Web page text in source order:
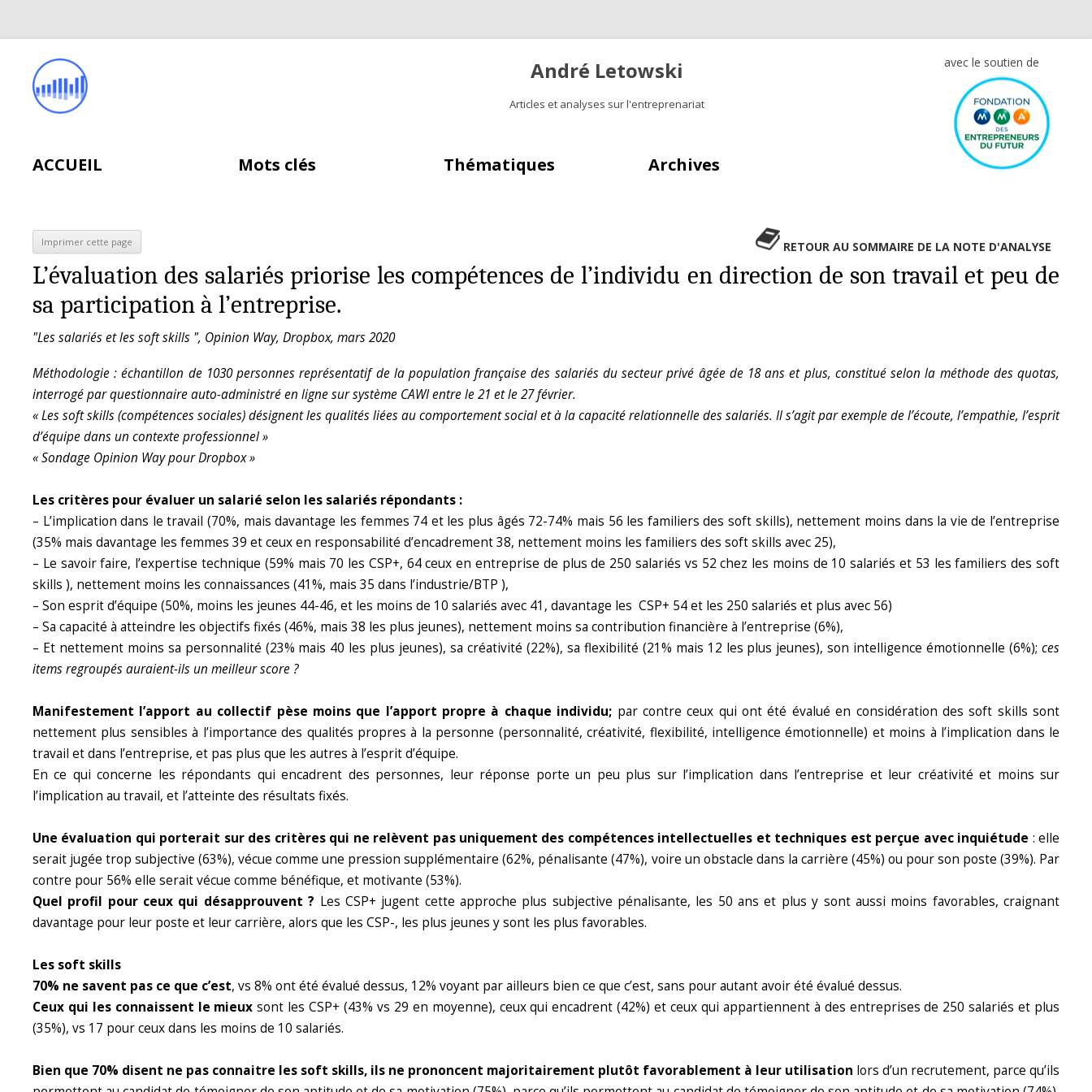
André Letowski
Articles et analyses sur l'entreprenariat
avec le soutien de
ACCUEIL Mots clés Thématiques Archives
RETOUR AU SOMMAIRE DE LA NOTE D'ANALYSE
L’évaluation des salariés priorise les compétences de l’individu en direction de son travail et peu de
sa participation à l’entreprise.
"Les salariés et les soft skills ", Opinion Way, Dropbox, mars 2020
Méthodologie : échantillon de 1030 personnes représentatif de la population française des salariés du secteur privé âgée de 18 ans et plus, constitué selon la méthode des quotas,
interrogé par questionnaire auto-administré en ligne sur système CAWI entre le 21 et le 27 février.
« Les soft skills (compétences sociales) désignent les qualités liées au comportement social et à la capacité relationnelle des salariés. Il s’agit par exemple de l’écoute, l’empathie, l’esprit
d’équipe dans un contexte professionnel »
« Sondage Opinion Way pour Dropbox »
Les critères pour évaluer un salarié selon les salariés répondants :
– L’implication dans le travail (70%, mais davantage les femmes 74 et les plus âgés 72-74% mais 56 les familiers des soft skills), nettement moins dans la vie de l’entreprise
(35% mais davantage les femmes 39 et ceux en responsabilité d’encadrement 38, nettement moins les familiers des soft skills avec 25),
– Le savoir faire, l’expertise technique (59% mais 70 les CSP+, 64 ceux en entreprise de plus de 250 salariés vs 52 chez les moins de 10 salariés et 53 les familiers des soft
skills ), nettement moins les connaissances (41%, mais 35 dans l’industrie/BTP ),
– Son esprit d’équipe (50%, moins les jeunes 44-46, et les moins de 10 salariés avec 41, davantage les CSP+ 54 et les 250 salariés et plus avec 56)
– Sa capacité à atteindre les objectifs fixés (46%, mais 38 les plus jeunes), nettement moins sa contribution financière à l’entreprise (6%),
– Et nettement moins sa personnalité (23% mais 40 les plus jeunes), sa créativité (22%), sa flexibilité (21% mais 12 les plus jeunes), son intelligence émotionnelle (6%); ces
items regroupés auraient-ils un meilleur score ?
Manifestement l’apport au collectif pèse moins que l’apport propre à chaque individu; par contre ceux qui ont été évalué en considération des soft skills sont
nettement plus sensibles à l’importance des qualités propres à la personne (personnalité, créativité, flexibilité, intelligence émotionnelle) et moins à l’implication dans le
travail et dans l’entreprise, et pas plus que les autres à l’esprit d’équipe.
En ce qui concerne les répondants qui encadrent des personnes, leur réponse porte un peu plus sur l’implication dans l’entreprise et leur créativité et moins sur
l’implication au travail, et l’atteinte des résultats fixés.
Une évaluation qui porterait sur des critères qui ne relèvent pas uniquement des compétences intellectuelles et techniques est perçue avec inquiétude : elle
serait jugée trop subjective (63%), vécue comme une pression supplémentaire (62%, pénalisante (47%), voire un obstacle dans la carrière (45%) ou pour son poste (39%). Par
contre pour 56% elle serait vécue comme bénéfique, et motivante (53%).
Quel profil pour ceux qui désapprouvent ? Les CSP+ jugent cette approche plus subjective pénalisante, les 50 ans et plus y sont aussi moins favorables, craignant
davantage pour leur poste et leur carrière, alors que les CSP-, les plus jeunes y sont les plus favorables.
Les soft skills
70% ne savent pas ce que c’est, vs 8% ont été évalué dessus, 12% voyant par ailleurs bien ce que c’est, sans pour autant avoir été évalué dessus.
Ceux qui les connaissent le mieux sont les CSP+ (43% vs 29 en moyenne), ceux qui encadrent (42%) et ceux qui appartiennent à des entreprises de 250 salariés et plus
(35%), vs 17 pour ceux dans les moins de 10 salariés.
Bien que 70% disent ne pas connaitre les soft skills, ils ne prononcent majoritairement plutôt favorablement à leur utilisation lors d’un recrutement, parce qu’ils